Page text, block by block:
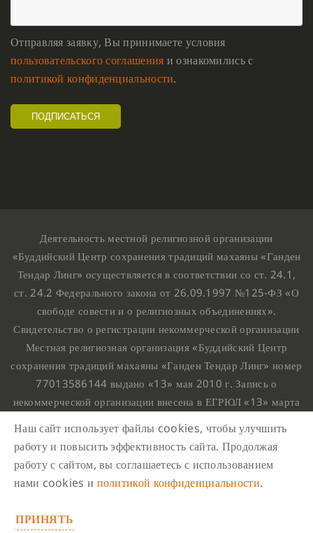
Отправляя заявку, Вы принимаете условия
пользовательского соглашения и ознакомились с
политикой конфиденциальности.
Деятельность местной религиозной организации
«Буддийский Центр сохранения традиций махаяны «Ганден
Тендар Линг» осуществляется в соответствии со ст. 24.1,
ст. 24.2 Федерального закона от 26.09.1997 №125-ФЗ «О
свободе совести и о религиозных объединениях».
Свидетельство о регистрации некоммерческой организации
Местная религиозная организация «Буддийский Центр
сохранения традиций махаяны «Ганден Тендар Линг» номер
77013586144 выдано «13» мая 2010 г. Запись о
некоммерческой организации внесена в ЕГРЮЛ «13» марта
номером 1107799015708.
Ганден Тендар Линг © 2020 Все права защищены
Наш адрес : г. Москва, Нахимовский проспект, 32. Этаж
10, каб.1023,
Наш сайт использует файлы cookies, чтобы улучшить
работу и повысить эффективность сайта. Продолжая
работу с сайтом, вы соглашаетесь с использованием
нами cookies и политикой конфиденциальности.
ПРИНЯТЬ